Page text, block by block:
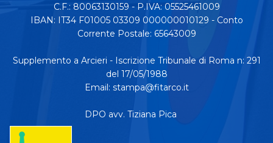
C.F.: 80063130159 - P.IVA: 05525461009
IBAN: IT34 F01005 03309 000000010129 - Conto
Corrente Postale: 65643009
Supplemento a Arcieri - Iscrizione Tribunale di Roma n: 291
del 17/05/1988
Email: stampa@fitarco.it
DPO avv. Tiziana Pica